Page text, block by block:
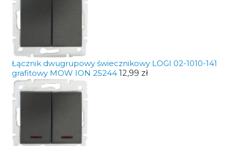
Łącznik dwugrupowy świecznikowy LOGI 02-1010-141
grafitowy MOW ION 25244 12,99 zł